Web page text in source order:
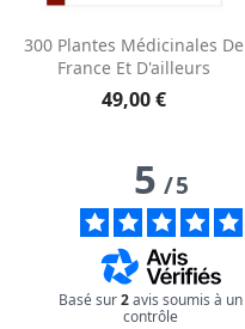
300 Plantes Médicinales De
France Et D'ailleurs
49,00 €
5/5
Basé sur2avis soumis à un
contrôle